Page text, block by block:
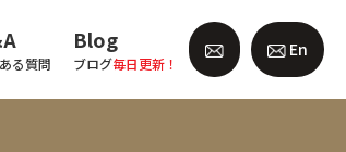
る質問
Blog
ブログ毎日更新！
En